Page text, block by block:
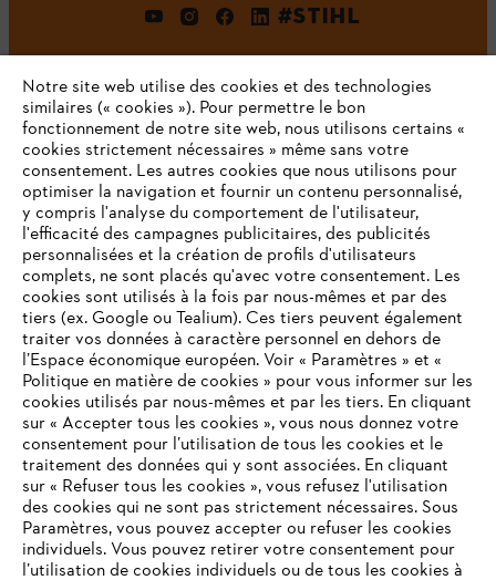
#STIHL
L'Entreprise
STIHL FAQ
Contact
Politique de protection des données
Mentions légales Utilisation des cookies
VOTRE NAVIGATEUR INTERNET
N'EST PLUS PRIS EN CHARGE
Vous utilisez un navigateur Internet que nous ne prenons plus
Notre site web utilise des cookies et des technologies
similaires (« cookies »). Pour permettre le bon
fonctionnement de notre site web, nous utilisons certains «
cookies strictement nécessaires » même sans votre
consentement. Les autres cookies que nous utilisons pour
optimiser la navigation et fournir un contenu personnalisé,
y compris l'analyse du comportement de l'utilisateur,
l'efficacité des campagnes publicitaires, des publicités
personnalisées et la création de profils d'utilisateurs
complets, ne sont placés qu'avec votre consentement. Les
cookies sont utilisés à la fois par nous-mêmes et par des
tiers (ex. Google ou Tealium). Ces tiers peuvent également
traiter vos données à caractère personnel en dehors de
l’Espace économique européen. Voir « Paramètres » et «
Politique en matière de cookies » pour vous informer sur les
cookies utilisés par nous-mêmes et par les tiers. En cliquant
sur « Accepter tous les cookies », vous nous donnez votre
consentement pour l’utilisation de tous les cookies et le
traitement des données qui y sont associées. En cliquant
sur « Refuser tous les cookies », vous refusez l'utilisation
des cookies qui ne sont pas strictement nécessaires. Sous
Paramètres, vous pouvez accepter ou refuser les cookies
individuels. Vous pouvez retirer votre consentement pour
l’utilisation de cookies individuels ou de tous les cookies à